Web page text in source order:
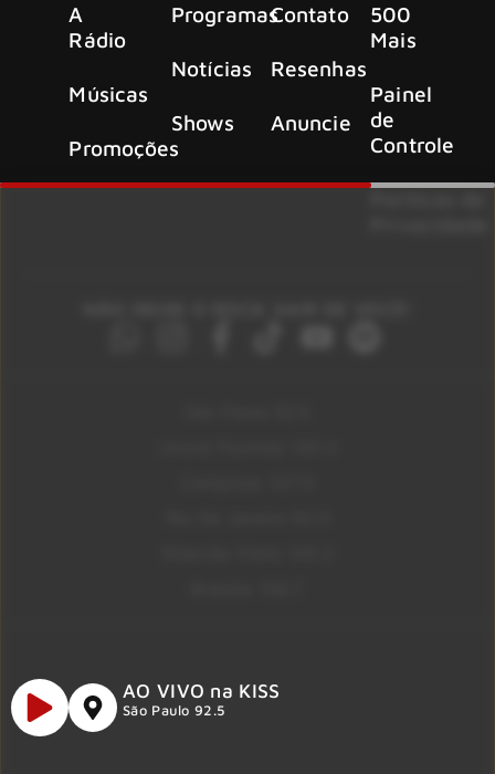
A
Rádio
Músicas
Promoções
Programas
Notícias
Shows
Contato
Resenhas
Anuncie
500
Mais
Painel
de
Controle
AO VIVO na KISS
São Paulo 92.5